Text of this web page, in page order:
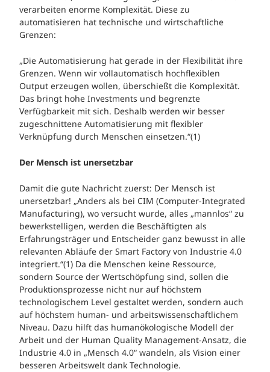
verarbeiten enorme Komplexität. Diese zu
automatisieren hat technische und wirtschaftliche
Grenzen:
„Die Automatisierung hat gerade in der Flexibilität ihre
Grenzen. Wenn wir vollautomatisch hochflexiblen
Output erzeugen wollen, überschießt die Komplexität.
Das bringt hohe Investments und begrenzte
Verfügbarkeit mit sich. Deshalb werden wir besser
zugeschnittene Automatisierung mit flexibler
Verknüpfung durch Menschen einsetzen.“(1)
Der Mensch ist unersetzbar
Damit die gute Nachricht zuerst: Der Mensch ist
unersetzbar! „Anders als bei CIM (Computer-Integrated
Manufacturing), wo versucht wurde, alles „mannlos“ zu
bewerkstelligen, werden die Beschäftigten als
Erfahrungsträger und Entscheider ganz bewusst in alle
relevanten Abläufe der Smart Factory von Industrie 4.0
integriert.“(1) Da die Menschen keine Ressource,
sondern Source der Wertschöpfung sind, sollen die
Produktionsprozesse nicht nur auf höchstem
technologischem Level gestaltet werden, sondern auch
auf höchstem human- und arbeitswissenschaftlichem
Niveau. Dazu hilft das humanökologische Modell der
Arbeit und der Human Quality Management-Ansatz, die
Industrie 4.0 in „Mensch 4.0“ wandeln, als Vision einer
besseren Arbeitswelt dank Technologie.